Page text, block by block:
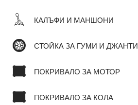
КАЛЪФИ И МАНШОНИ
СТОЙКА ЗА ГУМИ И ДЖАНТИ
ПОКРИВАЛО ЗА МОТОР
ПОКРИВАЛО ЗА КОЛА